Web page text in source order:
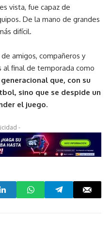
vista, fue capaz de
De la mano de grandes
difícil.
amigos, compañeros y
al final de temporada como
que, con su
sino que se despide un
el juego.
-